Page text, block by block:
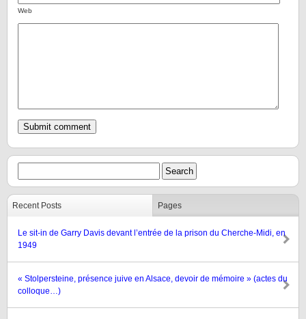
Web
Recent Posts Pages
Le sit-in de Garry Davis devant l’entrée de la prison du Cherche-Midi, en
1949
« Stolpersteine, présence juive en Alsace, devoir de mémoire » (actes du
colloque…)